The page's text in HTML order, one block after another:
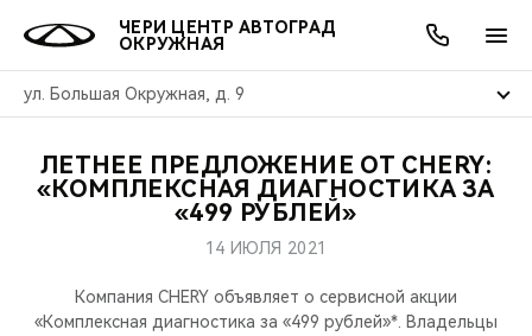
ЧЕРИ ЦЕНТР АВТОГРАД
ОКРУЖНАЯ
ул. Большая Окружная, д. 9
МОДЕЛИ
ПОКУПАТЕЛЯМ
КРЕДИТ И СТРАХОВАНИЕ
ВЛАДЕЛЬЦАМ
ЗАПЧАСТИ И АКСЕССУАРЫ
МИР CHERY
О БРЕНДЕ
АКЦИИ
ОНЛАЙН СЕРВИСЫ
КРЕДИТ
О КОМПАНИИ
МЫ В СОЦСЕТЯХ
ЛЕТНЕЕ ПРЕДЛОЖЕНИЕ ОТ CHERY:
«КОМПЛЕКСНАЯ ДИАГНОСТИКА ЗА
«499 РУБЛЕЙ»
14 ИЮЛЯ 2021
Компания CHERY объявляет о сервисной акции
«Комплексная диагностика за «499 рублей»*. Владельцы